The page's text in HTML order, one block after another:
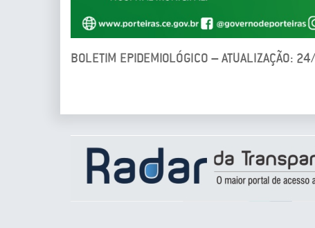
BOLETIM EPIDEMIOLÓGICO – ATUALIZAÇÃO: